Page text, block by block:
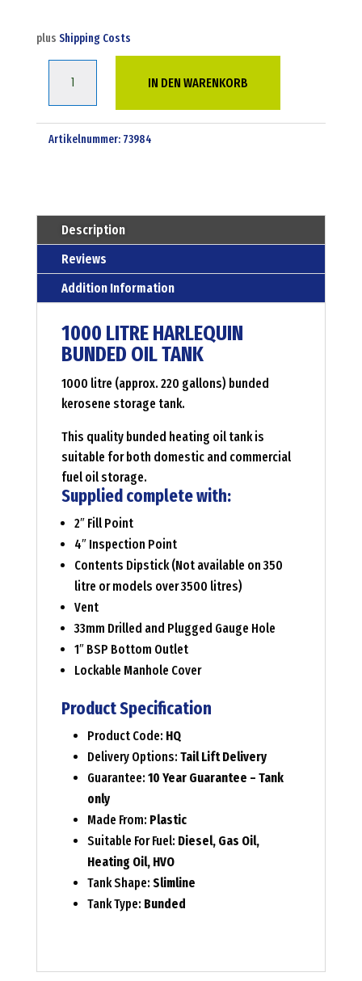
plus Shipping Costs
bunded
harlequin
Menge
IN DEN WARENKORB
Artikelnummer: 73984
Description
Reviews
Addition Information
1000 LITRE HARLEQUIN
BUNDED OIL TANK
1000 litre (approx. 220 gallons) bunded
kerosene storage tank.
This quality bunded heating oil tank is
suitable for both domestic and commercial
fuel oil storage.
Supplied complete with:
2″ Fill Point
4″ Inspection Point
Contents Dipstick (Not available on 350
litre or models over 3500 litres)
Vent
33mm Drilled and Plugged Gauge Hole
1″ BSP Bottom Outlet
Lockable Manhole Cover
Product Specification
Product Code: HQ
Delivery Options: Tail Lift Delivery
Guarantee: 10 Year Guarantee – Tank
only
Made From: Plastic
Suitable For Fuel: Diesel, Gas Oil,
Heating Oil, HVO
Tank Shape: Slimline
Tank Type: Bunded